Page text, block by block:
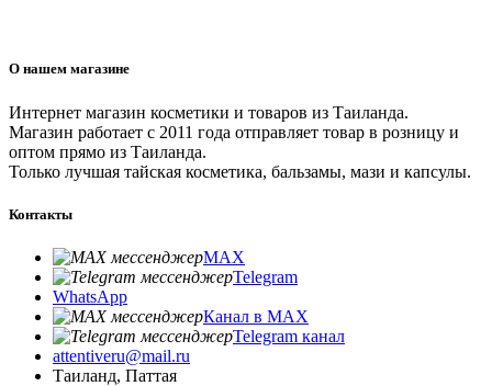
О нашем магазине
Интернет магазин косметики и товаров из Таиланда.
Магазин работает с 2011 года отправляет товар в розницу и
оптом прямо из Таиланда.
Только лучшая тайская косметика, бальзамы, мази и капсулы.
Контакты
MAX
Telegram
WhatsApp
Канал в MAX
Telegram канал
attentiveru@mail.ru
Таиланд, Паттая